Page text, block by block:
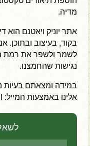
מדיה.
אתר יוניק ויאטנם הוא
בקוד, בעיצוב ובתוכן.
לשמר ולשפר את רמת
נגישות שהחמצנו.
במידה ומצאתם בעיות
אלינו באמצעות המייל: info@unique-vietnam.co.il